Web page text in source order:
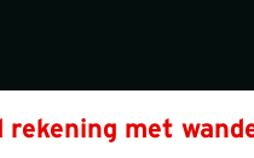
met